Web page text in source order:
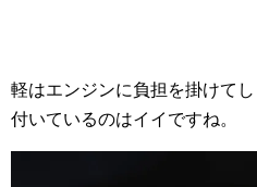
軽はエンジンに負担を掛けて
付いているのはイイですね。